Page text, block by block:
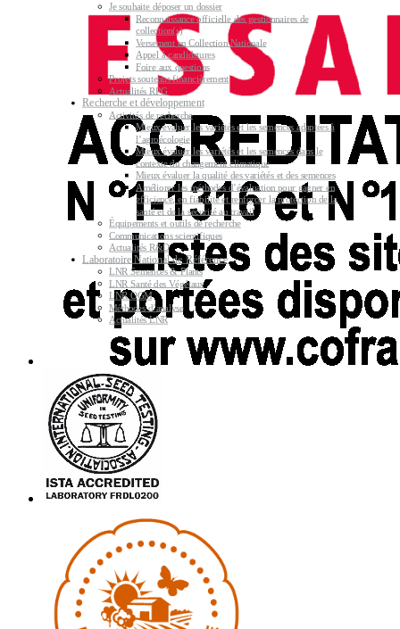
Je souhaite déposer un dossier
Reconnaissance officielle des gestionnaires de
collection(s)
Versement en Collection Nationale
Appel à candidatures
Foire aux questions
Projets soutenus financièrement
Actualités RPG
Recherche et développement
Activités de recherche
Mieux évaluer les variétés et les semences adaptées à
l’agroécologie
Mieux évaluer les variétés et les semences dans le
contexte du changement climatique
Mieux évaluer la qualité des variétés et des semences
Améliorer les méthodes d’évaluation pour gagner en
efficience, en fiabilité et renforcer la protection de la
santé et de la sécurité au travail
Équipements et outils de recherche
Communications scientifiques
Actualités R&D
Laboratoire National de Référence
LNR Semences & Plants
LNR Santé des Végétaux
LNR OGM
Méthodes d’analyse
Actualités LNR